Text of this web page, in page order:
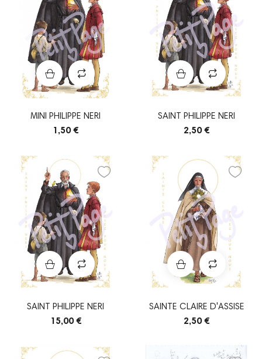
MINI PHILIPPE NERI
1,50 €
SAINT PHILIPPE NERI
2,50 €
SAINT PHILIPPE NERI
15,00 €
SAINTE CLAIRE D'ASSISE
2,50 €